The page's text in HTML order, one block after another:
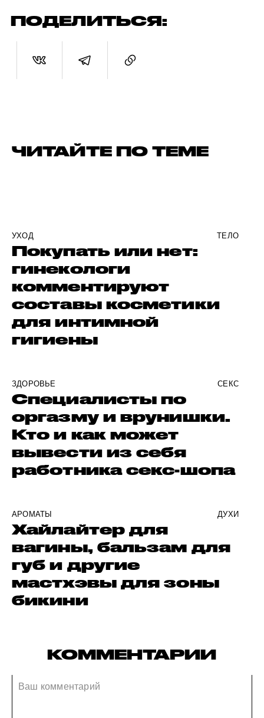
ПОДЕЛИТЬСЯ:
ЧИТАЙТЕ ПО ТЕМЕ
УХОД ТЕЛО
Покупать или нет:
гинекологи
комментируют
составы косметики
для интимной
гигиены
ЗДОРОВЬЕ СЕКС
Специалисты по
оргазму и врунишки.
Кто и как может
вывести из себя
работника секс-шопа
АРОМАТЫ ДУХИ
Хайлайтер для
вагины, бальзам для
губ и другие
мастхэвы для зоны
бикини
КОММЕНТАРИИ